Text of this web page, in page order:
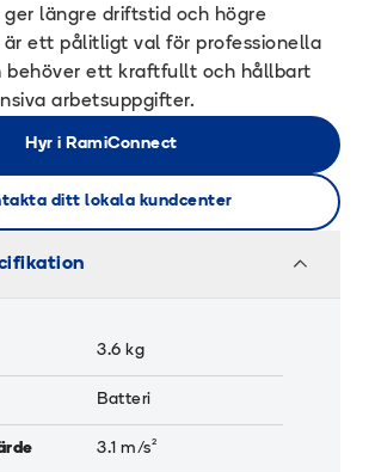
längre driftstid och högre
är ett pålitligt val för professionella
behöver ett kraftfullt och hållbart
arbetsuppgifter.
Hyr i RamiConnect
ditt lokala kundcenter
3.6 kg
Batteri
3.1 m/s²